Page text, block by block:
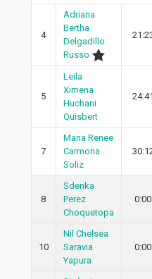
4
Adriana
Bertha
Delgadillo
Russo
5
Leila
Ximena
Huchani
Quisbert
24:41
7
Maria Renee
Carmona
Soliz
8
Sdenka
Perez
Choquetopa
0:00
10
Nil Chelsea
Saravia
Yapura
0:00